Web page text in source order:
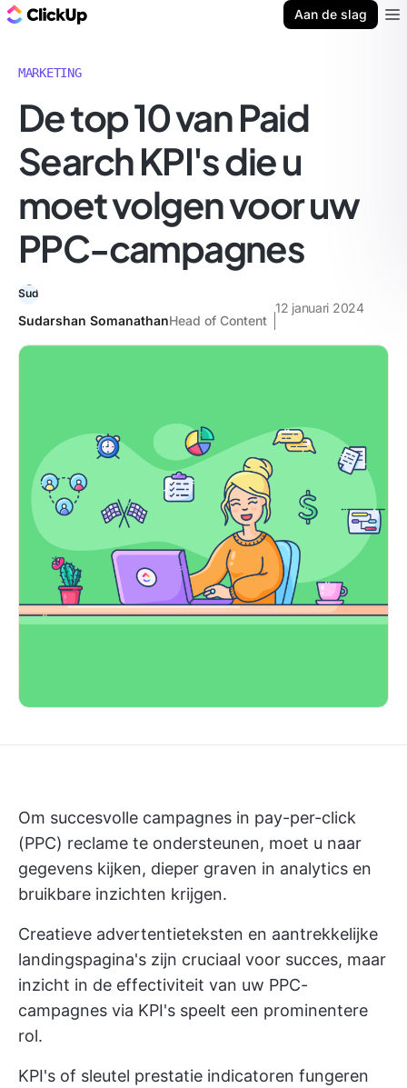
Aan de slag
MARKETING
De top 10 van Paid
Search KPI's die u
moet volgen voor uw
PPC-campagnes
Sudarshan SomanathanHead of Content
12 januari 2024
Om succesvolle campagnes in pay-per-click
(PPC) reclame te ondersteunen, moet u naar
gegevens kijken, dieper graven in analytics en
bruikbare inzichten krijgen.
Creatieve advertentieteksten en aantrekkelijke
landingspagina's zijn cruciaal voor succes, maar
inzicht in de effectiviteit van uw PPC-
campagnes via KPI's speelt een prominentere
rol.
KPI's of sleutel prestatie indicatoren fungeren